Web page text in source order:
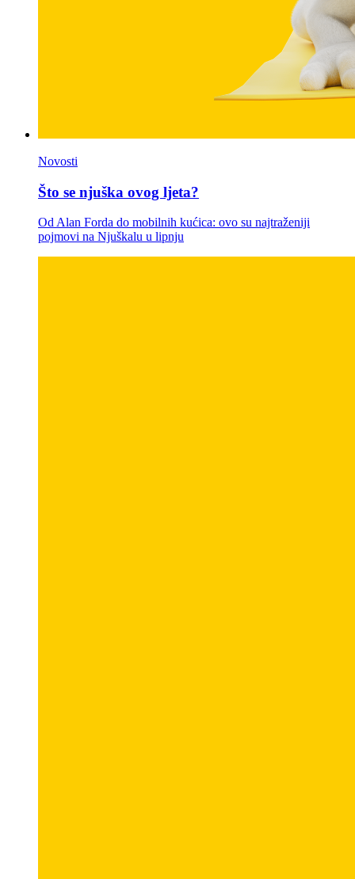
Novosti
Što se njuška ovog ljeta?
Od Alan Forda do mobilnih kućica: ovo su najtraženiji
pojmovi na Njuškalu u lipnju